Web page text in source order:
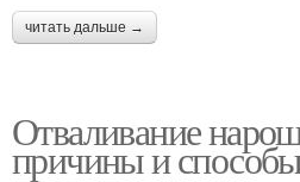
читать дальше →
Отваливание
причины и